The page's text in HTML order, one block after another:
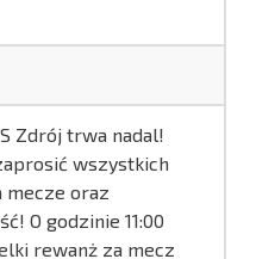
Zdrój trwa nadal!
wszystkich
mecze oraz
O godzinie 11:00
rewanż za mecz